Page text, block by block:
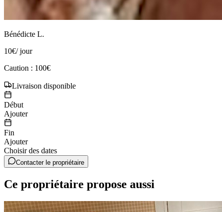
Bénédicte L.
10€/ jour
Caution : 100€
Livraison disponible
Début
Ajouter
Fin
Ajouter
Choisir des dates
Contacter le propriétaire
Ce propriétaire propose aussi